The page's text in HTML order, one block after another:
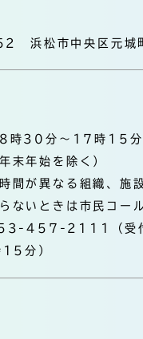
浜松市中央区元
時30分～17時15分
末年始を除く）
間が異なる組織、施
ないときは市民コー
457-2111（受
分）